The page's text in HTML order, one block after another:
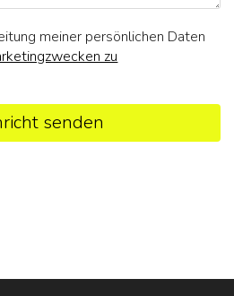
meiner persönlichen Daten
zu
senden